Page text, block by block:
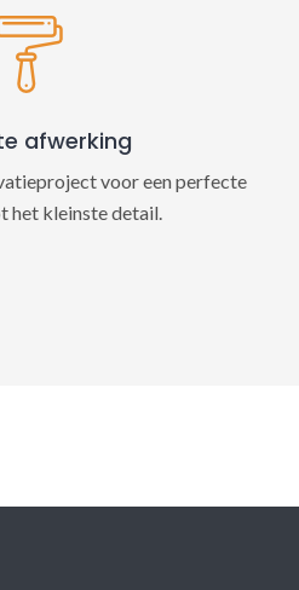
afwerking
voor een perfecte
het kleinste detail.